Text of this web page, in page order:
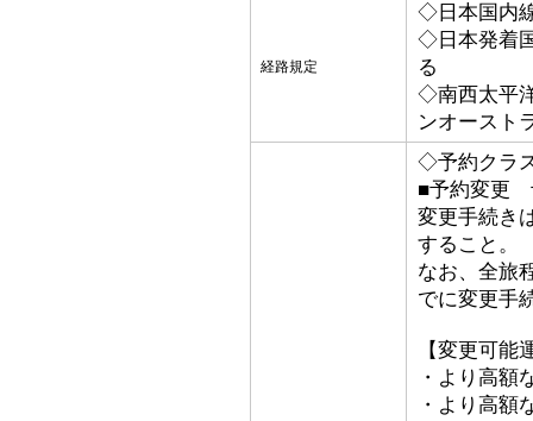
経路規定
◇日本国内
◇日本発着
る
◇南西太平
ンオースト
◇予約クラ
■予約変更
変更手続き
すること。
なお、全旅
でに変更手
【変更可能
・より高額
・より高額